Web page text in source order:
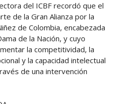
del ICBF recordó que el
de la Gran Alianza por la
de Colombia, encabezada
de la Nación, y cuyo
la competitividad, la
y la capacidad intelectual
de una intervención